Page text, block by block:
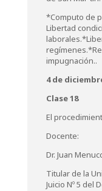
*Computo de
Libertad
impugnación..
4 de
Clase 18
El
Docente:
Dr. Juan
Titular de la
Juicio Nº 5 del